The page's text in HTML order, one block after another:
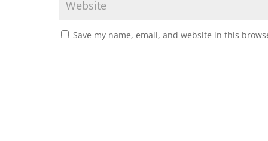
Save my name, email, and website in this